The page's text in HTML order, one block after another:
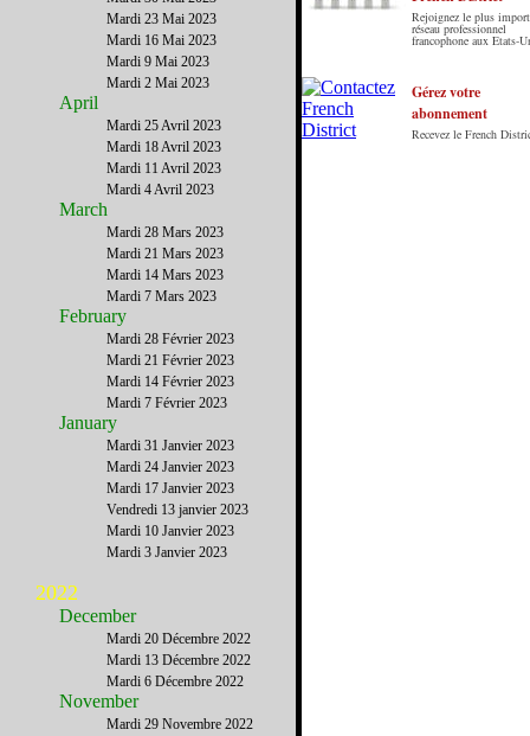
Le French District est le premier guide sur
internet en Français sur les Etats-Unis. Notre
principe : Le meilleur des Etats-Unis par ceux qui
Rejoignez le plus
réseau professionnel
francophone aux Etats-
Gérez votre
abonnement
Recevez le French
Mardi 23 Mai 2023
Mardi 16 Mai 2023
Mardi 9 Mai 2023
Mardi 2 Mai 2023
April
Mardi 25 Avril 2023
Mardi 18 Avril 2023
Mardi 11 Avril 2023
Mardi 4 Avril 2023
March
Mardi 28 Mars 2023
Mardi 21 Mars 2023
Mardi 14 Mars 2023
Mardi 7 Mars 2023
February
Mardi 28 Février 2023
Mardi 21 Février 2023
Mardi 14 Février 2023
Mardi 7 Février 2023
January
Mardi 31 Janvier 2023
Mardi 24 Janvier 2023
Mardi 17 Janvier 2023
Vendredi 13 janvier 2023
Mardi 10 Janvier 2023
Mardi 3 Janvier 2023
2022
December
Mardi 20 Décembre 2022
Mardi 13 Décembre 2022
Mardi 6 Décembre 2022
November
Mardi 29 Novembre 2022